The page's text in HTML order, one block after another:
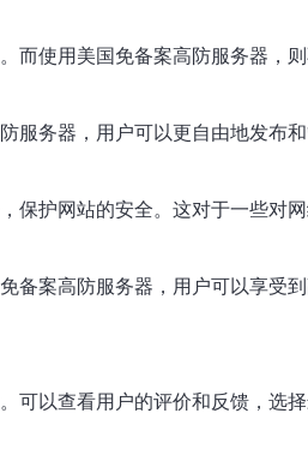
使用美国免备案高防服务器，
务器，用户可以更自由地发布
护网站的安全。这对于一些对
案高防服务器，用户可以享受
以查看用户的评价和反馈，选择